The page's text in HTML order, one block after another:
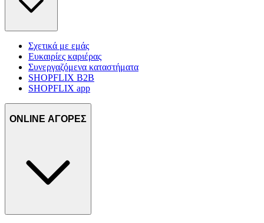
Σχετικά με εμάς
Ευκαιρίες καριέρας
Συνεργαζόμενα καταστήματα
SHOPFLIX B2B
SHOPFLIX app
ONLINE ΑΓΟΡΕΣ